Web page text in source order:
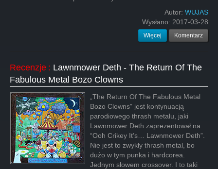
Autor: WUJAS
Wysłano: 2017-03-28
Więcej Komentarz
Recenzje : Lawnmower Deth - The Return Of The
Fabulous Metal Bozo Clowns
„The Return Of The Fabulous Metal
Bozo Clowns” jest kontynuacją
parodiowego thrash metalu, jaki
Lawnmower Deth zaprezentował na
“Ooh Crikey It’s… Lawnmower Deth”.
Nie jest to zwykły thrash metal, bo
dużo w tym punka i hardcorea.
Jednym słowem crossover. I to taki